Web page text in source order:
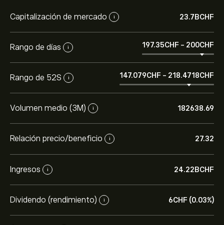
Capitalización de mercado i 23.7B‎CHF‎
Rango de días i 197.35‎CHF‎ - 200‎CHF‎
Rango de 52S i 147.079‎CHF‎ - 218.4718‎CHF‎
Volumen medio (3M) i 182638.69
Relación precio/beneficio i 27.32
Ingresos i 24.22B‎CHF‎
Dividendo (rendimiento) i 6‎CHF‎ (0.03%)